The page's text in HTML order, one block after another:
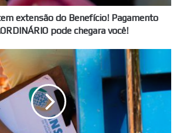
extensão do Benefício! Pagamento
pode chegara você!